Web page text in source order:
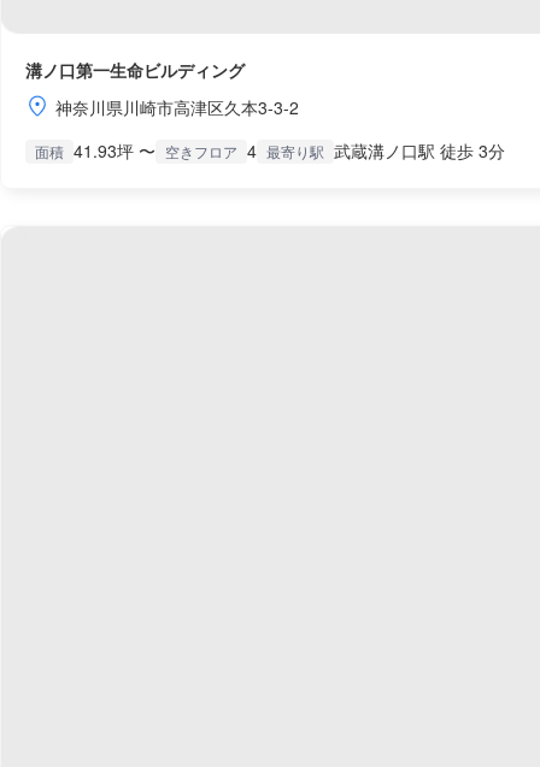
溝ノ口第一生命ビルディング
神奈川県川崎市高津区久本3-3-2
面積 41.93坪 〜 空きフロア 4 最寄り駅 武蔵溝ノ口駅 徒歩 3分